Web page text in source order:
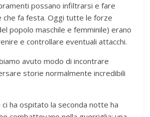
possano infiltrarsi e fare
che fa festa. Oggi tutte le forze
popolo maschile e femminile) erano
e controllare eventuali attacchi.
avuto modo di incontrare
storie normalmente incredibili
ha ospitato la seconda notte ha